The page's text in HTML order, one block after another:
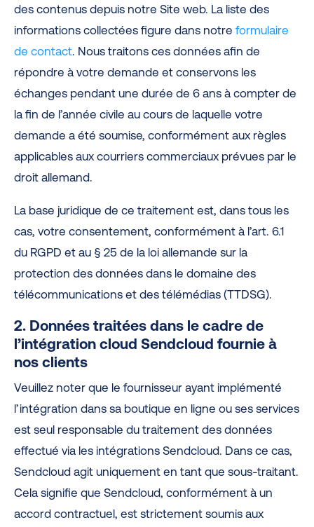
des contenus depuis notre Site web. La liste des
informations collectées figure dans notreformulaire
de contact. Nous traitons ces données afin de
répondre à votre demande et conservons les
échanges pendant une durée de 6 ans à compter de
la fin de l’année civile au cours de laquelle votre
demande a été soumise, conformément aux règles
applicables aux courriers commerciaux prévues par le
droit allemand.
La base juridique de ce traitement est, dans tous les
cas, votre consentement, conformément à l’art. 6.1
du RGPD et au § 25 de la loi allemande sur la
protection des données dans le domaine des
télécommunications et des télémédias (TTDSG).
2. Données traitées dans le cadre de
l’intégration cloud Sendcloud fournie à
nos clients
Veuillez noter que le fournisseur ayant implémenté
l’intégration dans sa boutique en ligne ou ses services
est seul responsable du traitement des données
effectué via les intégrations Sendcloud. Dans ce cas,
Sendcloud agit uniquement en tant que sous-traitant.
Cela signifie que Sendcloud, conformément à un
accord contractuel, est strictement soumis aux